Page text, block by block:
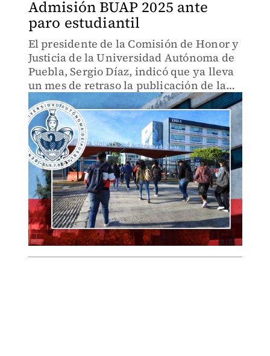
Admisión BUAP 2025 ante
paro estudiantil
El presidente de la Comisión de Honor y
Justicia de la Universidad Autónoma de
Puebla, Sergio Díaz, indicó que ya lleva
un mes de retraso la publicación de la
convocatoria de admisión.